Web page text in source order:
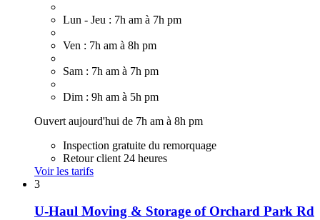
Lun - Jeu : 7h am à 7h pm
Ven : 7h am à 8h pm
Sam : 7h am à 7h pm
Dim : 9h am à 5h pm
Ouvert aujourd'hui de 7h am à 8h pm
Inspection gratuite du remorquage
Retour client 24 heures
Voir les tarifs
3
U-Haul Moving & Storage of Orchard Park Rd